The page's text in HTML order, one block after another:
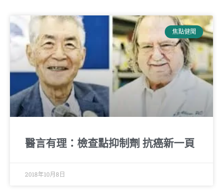
焦點健聞
醫言有理：檢查點抑制劑 抗癌新一頁
2018年10月8日